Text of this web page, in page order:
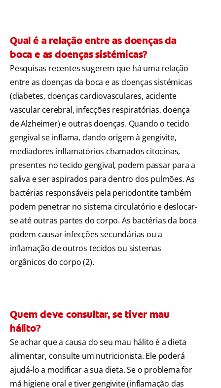
Qual é a relação entre as doenças da
boca e as doenças sistémicas?
Pesquisas recentes sugerem que há uma relação
entre as doenças da boca e as doenças sistémicas
(diabetes, doenças cardiovasculares, acidente
vascular cerebral, infecções respiratórias, doença
de Alzheimer) e outras doenças. Quando o tecido
gengival se inflama, dando origem à gengivite,
mediadores inflamatórios chamados citocinas,
presentes no tecido gengival, podem passar para a
saliva e ser aspirados para dentro dos pulmões. As
bactérias responsáveis pela periodontite também
podem penetrar no sistema circulatório e deslocar-
se até outras partes do corpo. As bactérias da boca
podem causar infecções secundárias ou a
inflamação de outros tecidos ou sistemas
orgânicos do corpo (2).
Quem deve consultar, se tiver mau
hálito?
Se achar que a causa do seu mau hálito é a dieta
alimentar, consulte um nutricionista. Ele poderá
ajudá-lo a modificar a sua dieta. Se o problema for
má higiene oral e tiver gengivite (inflamação das